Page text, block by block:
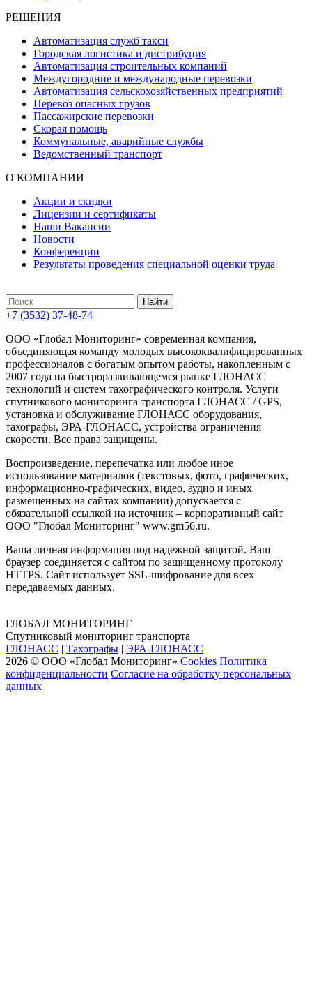
РЕШЕНИЯ
Автоматизация служб такси
Городская логистика и дистрибуция
Автоматизация строительных компаний
Междугородние и международные перевозки
Автоматизация сельскохозяйственных предприятий
Перевоз опасных грузов
Пассажирские перевозки
Скорая помощь
Коммунальные, аварийные службы
Ведомственный транспорт
О КОМПАНИИ
Акции и скидки
Лицензии и сертификаты
Наши Вакансии
Новости
Конференции
Результаты проведения специальной оценки труда
+7 (3532) 37-48-74
ООО «Глобал Мониторинг» современная компания,
объединяющая команду молодых высококвалифицированных
профессионалов с богатым опытом работы, накопленным с
2007 года на быстроразвивающемся рынке ГЛОНАСС
технологий и систем тахографического контроля. Услуги
спутникового мониторинга транспорта ГЛОНАСС / GPS,
установка и обслуживание ГЛОНАСС оборудования,
тахографы, ЭРА-ГЛОНАСС, устройства ограничения
скорости. Все права защищены.
Воспроизведение, перепечатка или любое иное
использование материалов (текстовых, фото, графических,
информационно-графических, видео, аудио и иных
размещенных на сайтах компании) допускается с
обязательной ссылкой на источник – корпоративный сайт
ООО "Глобал Мониторинг" www.gm56.ru.
Ваша личная информация под надежной защитой. Ваш
браузер соединяется с сайтом по защищенному протоколу
HTTPS. Сайт использует SSL-шифрование для всех
передаваемых данных.
ГЛОБАЛ МОНИТОРИНГ
Спутниковый мониторинг транспорта
ГЛОНАСС | Тахографы | ЭРА-ГЛОНАСС
2026 © ООО «Глобал Мониторинг» Cookies Политика
конфиденциальности Согласие на обработку персональных
данных